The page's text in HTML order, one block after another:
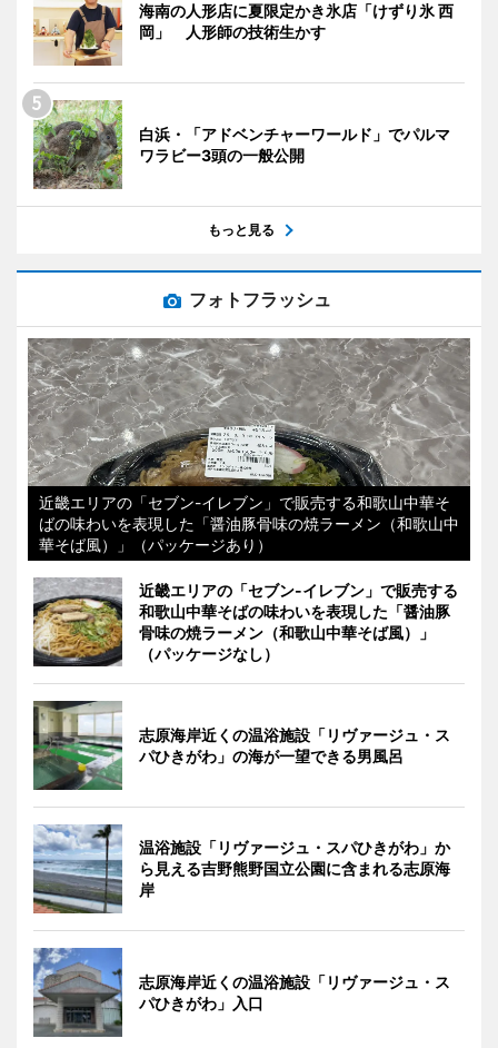
海南の人形店に夏限定かき氷店「けずり氷 西
岡」 人形師の技術生かす
白浜・「アドベンチャーワールド」でパルマ
ワラビー3頭の一般公開
もっと見る
フォトフラッシュ
近畿エリアの「セブン-イレブン」で販売する和歌山中華そ
ばの味わいを表現した「醤油豚骨味の焼ラーメン（和歌山中
華そば風）」（パッケージあり）
近畿エリアの「セブン-イレブン」で販売する
和歌山中華そばの味わいを表現した「醤油豚
骨味の焼ラーメン（和歌山中華そば風）」
（パッケージなし）
志原海岸近くの温浴施設「リヴァージュ・ス
パひきがわ」の海が一望できる男風呂
温浴施設「リヴァージュ・スパひきがわ」か
ら見える吉野熊野国立公園に含まれる志原海
岸
志原海岸近くの温浴施設「リヴァージュ・ス
パひきがわ」入口